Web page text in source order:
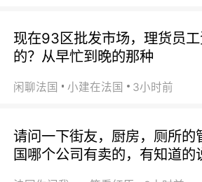
现在93区批发市场，理货员
的？从早忙到晚的那种
闲聊法国 小建在法国 3小时前
请问一下街友，厨房，厕所的
国哪个公司有卖的，有知道的